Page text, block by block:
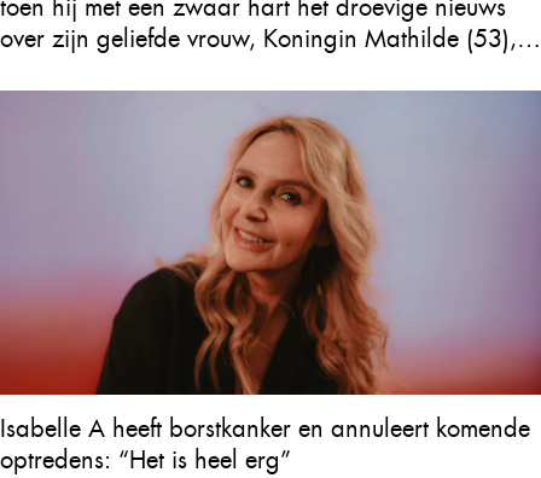
toen hij met een zwaar hart het droevige nieuws
over zijn geliefde vrouw, Koningin Mathilde (53),
Isabelle A heeft borstkanker en annuleert komende
optredens: “Het is heel erg”